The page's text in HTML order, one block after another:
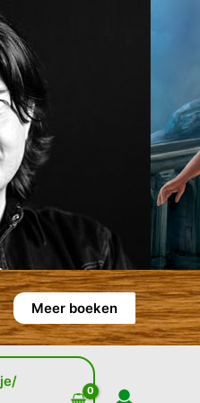
Meer boeken